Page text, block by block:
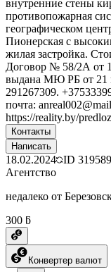
внутренние стены
противопожарная
географическом
Пионерская с
жилая застройка.
Договор № 58/2А от
выдана МЮ РБ от 21
291267309.
почта:
https://reality.by/
Контакты
Написать
18.02.2024 ID
Агентство
недалеко от
300 ƃ
Конвертер валют